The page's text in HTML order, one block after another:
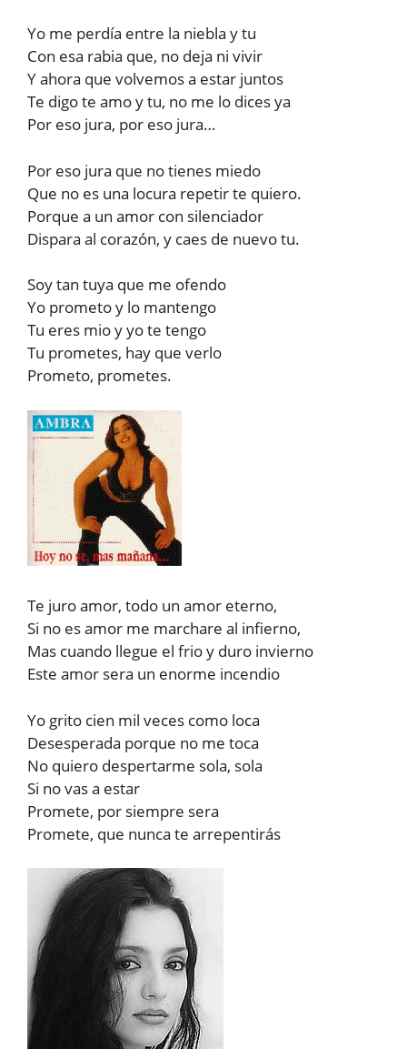
Yo me perdía entre la niebla y tu
Con esa rabia que, no deja ni vivir
Y ahora que volvemos a estar juntos
Te digo te amo y tu, no me lo dices ya
Por eso jura, por eso jura…
Por eso jura que no tienes miedo
Que no es una locura repetir te quiero.
Porque a un amor con silenciador
Dispara al corazón, y caes de nuevo tu.
Soy tan tuya que me ofendo
Yo prometo y lo mantengo
Tu eres mio y yo te tengo
Tu prometes, hay que verlo
Prometo, prometes.
Te juro amor, todo un amor eterno,
Si no es amor me marchare al infierno,
Mas cuando llegue el frio y duro invierno
Este amor sera un enorme incendio
Yo grito cien mil veces como loca
Desesperada porque no me toca
No quiero despertarme sola, sola
Si no vas a estar
Promete, por siempre sera
Promete, que nunca te arrepentirás